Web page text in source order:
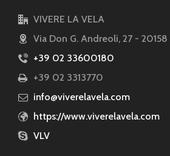
VIVERE LA VELA
Via Don G. Andreoli, 27 -
+39 02 33600180
+39 02 3313770
info@viverelavela.com
https://www.viverelavela.com
VLV